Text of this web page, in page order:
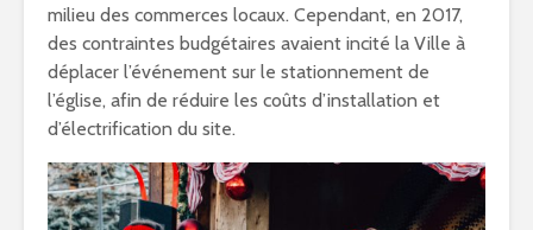
milieu des commerces locaux. Cependant, en 2017,
des contraintes budgétaires avaient incité la Ville à
déplacer l’événement sur le stationnement de
l’église, afin de réduire les coûts d’installation et
d’électrification du site.